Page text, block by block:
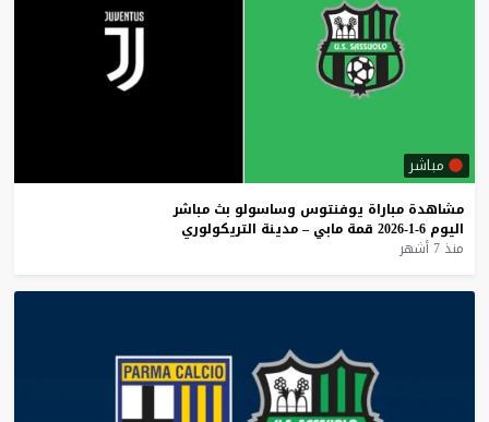
مباشر
مشاهدة مباراة يوفنتوس وساسولو بث مباشر
اليوم 6-1-2026 قمة مابي – مدينة التريكولوري
منذ 7 أشهر